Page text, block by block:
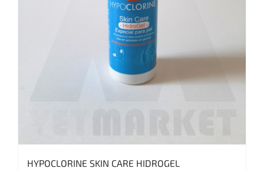
HYPOCLORINE SKIN CARE HIDROGEL